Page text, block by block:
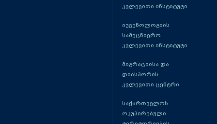
კვლევითი ინსტიტუტი
იუვენოლოგიის
სამეცნიერო
კვლევითი ინსტიტუტი
მიგრაციისა და
დიასპორის
კვლევითი ცენტრი
საქართველოს
ოკუპირებული